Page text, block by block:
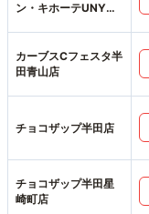
ン・キホーテUNY武
カーブスCフェスタ半
田青山店
チョコザップ半田店
チョコザップ半田星
崎町店